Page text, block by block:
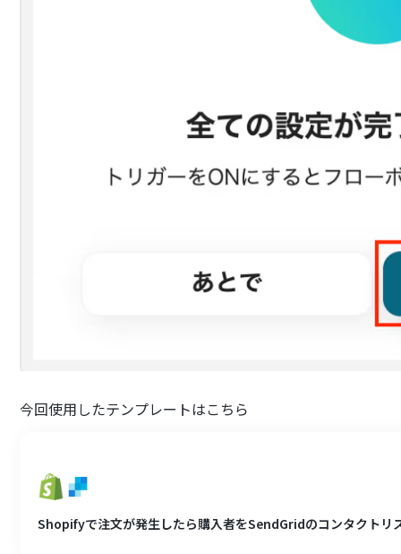
今回使用したテンプレートはこちら
Shopifyで注文が発生したら購入者をSendGridのコンタクトリ